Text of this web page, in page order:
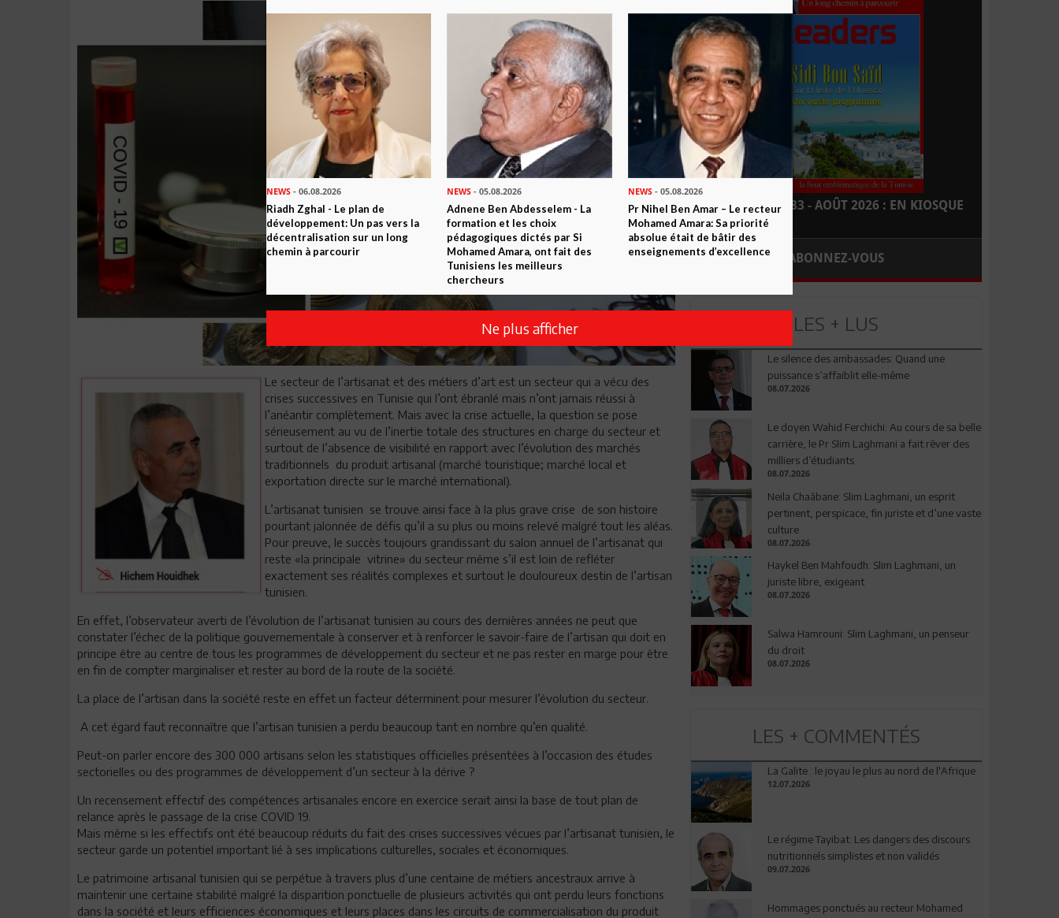
Le secteur de l’artisanat et des métiers d’art est un secteur qui a vécu des
crises successives en Tunisie qui l’ont ébranlé mais n’ont jamais réussi à
l’anéantir complètement. Mais avec la crise actuelle, la question se pose
sérieusement au vu de l’inertie totale des structures en charge du secteur et
surtout de l’absence de visibilité en rapport avec l’évolution des marchés
traditionnels du produit artisanal (marché touristique; marché local et
exportation directe sur le marché international).
L’artisanat tunisien se trouve ainsi face à la plus grave crise de son histoire
pourtant jalonnée de défis qu’il a su plus ou moins relevé malgré tout les aléas.
Pour preuve, le succès toujours grandissant du salon annuel de l’artisanat qui
reste «la principale vitrine» du secteur même s’il est loin de refléter
exactement ses réalités complexes et surtout le douloureux destin de l’artisan
tunisien.
En effet, l’observateur averti de l’évolution de l’artisanat tunisien au cours des dernières années ne peut que
constater l’échec de la politique gouvernementale à conserver et à renforcer le savoir-faire de l’artisan qui doit en
principe être au centre de tous les programmes de développement du secteur et ne pas rester en marge pour être
en fin de compter marginaliser et rester au bord de la route de la société.
La place de l’artisan dans la société reste en effet un facteur déterminent pour mesurer l’évolution du secteur.
A cet égard faut reconnaître que l’artisan tunisien a perdu beaucoup tant en nombre qu’en qualité.
Peut-on parler encore des 300 000 artisans selon les statistiques officielles présentées à l’occasion des études
sectorielles ou des programmes de développement d’un secteur à la dérive ?
Un recensement effectif des compétences artisanales encore en exercice serait ainsi la base de tout plan de
relance après le passage de la crise COVID 19.
Mais même si les effectifs ont été beaucoup réduits du fait des crises successives vécues par l’artisanat tunisien, le
secteur garde un potentiel important lié à ses implications culturelles, sociales et économiques.
Le patrimoine artisanal tunisien qui se perpétue à travers plus d’une centaine de métiers ancestraux arrive à
maintenir une certaine stabilité malgré la disparition ponctuelle de plusieurs activités qui ont perdu leurs fonctions
dans la société et leurs efficiences économiques et leurs places dans les circuits de commercialisation du produit
LEADERS N° 183 - AOÛT 2026 : EN KIOSQUE
ABONNEZ-VOUS
LES + LUS
Le silence des ambassades: Quand une
puissance s’affaiblit elle-même
08.07.2026
Le doyen Wahid Ferchichi: Au cours de sa belle
carrière, le Pr Slim Laghmani a fait rêver des
milliers d’étudiants
08.07.2026
Neila Chaâbane: Slim Laghmani, un esprit
pertinent, perspicace, fin juriste et d’une vaste
culture
08.07.2026
Haykel Ben Mahfoudh: Slim Laghmani, un
juriste libre, exigeant
08.07.2026
Salwa Hamrouni: Slim Laghmani, un penseur
du droit
08.07.2026
LES + COMMENTÉS
La Galite : le joyau le plus au nord de l'Afrique
12.07.2026
Le régime Tayibat: Les dangers des discours
nutritionnels simplistes et non validés
09.07.2026
Hommages ponctués au recteur Mohamed
NEWS - 06.08.2026
Riadh Zghal - Le plan de
développement: Un pas vers la
décentralisation sur un long
chemin à parcourir
NEWS - 05.08.2026
Adnene Ben Abdesselem - La
formation et les choix
pédagogiques dictés par Si
Mohamed Amara, ont fait des
Tunisiens les meilleurs
chercheurs
NEWS- 05.08.2026
Pr Nihel Ben Amar – Le recteur
Mohamed Amara: Sa priorité
absolue était de bâtir des
enseignements d’excellence
Ne plus afficher